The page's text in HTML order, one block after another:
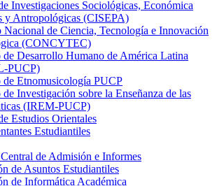
Investigaciones Sociológicas, Económica
y Antropológicas (CISEPA)
Nacional de Ciencia, Tecnología e Innovación
(CONCYTEC)
de Desarrollo Humano de América Latina
PUCP)
de Etnomusicología PUCP
Investigación sobre la Enseñanza de las
(IREM-PUCP)
Estudios Orientales
Estudiantiles
de Admisión e Informes
de Asuntos Estudiantiles
de Informática Académica